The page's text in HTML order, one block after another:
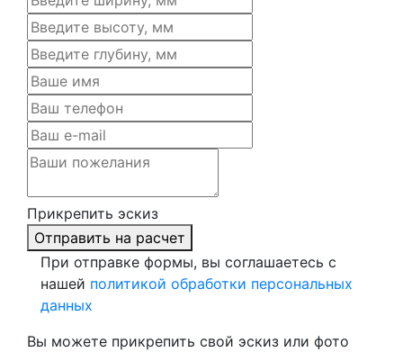
Прикрепить эскиз
Отправить на расчет
При отправке формы, вы соглашаетесь с
нашей политикой обработки персональных
данных
Вы можете прикрепить свой эскиз или фото